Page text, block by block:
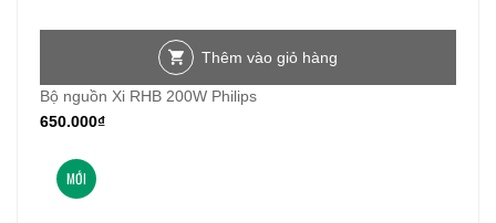
Thêm vào giỏ hàng
Bộ nguồn Xi RHB 200W Philips
650.000₫
MỚI